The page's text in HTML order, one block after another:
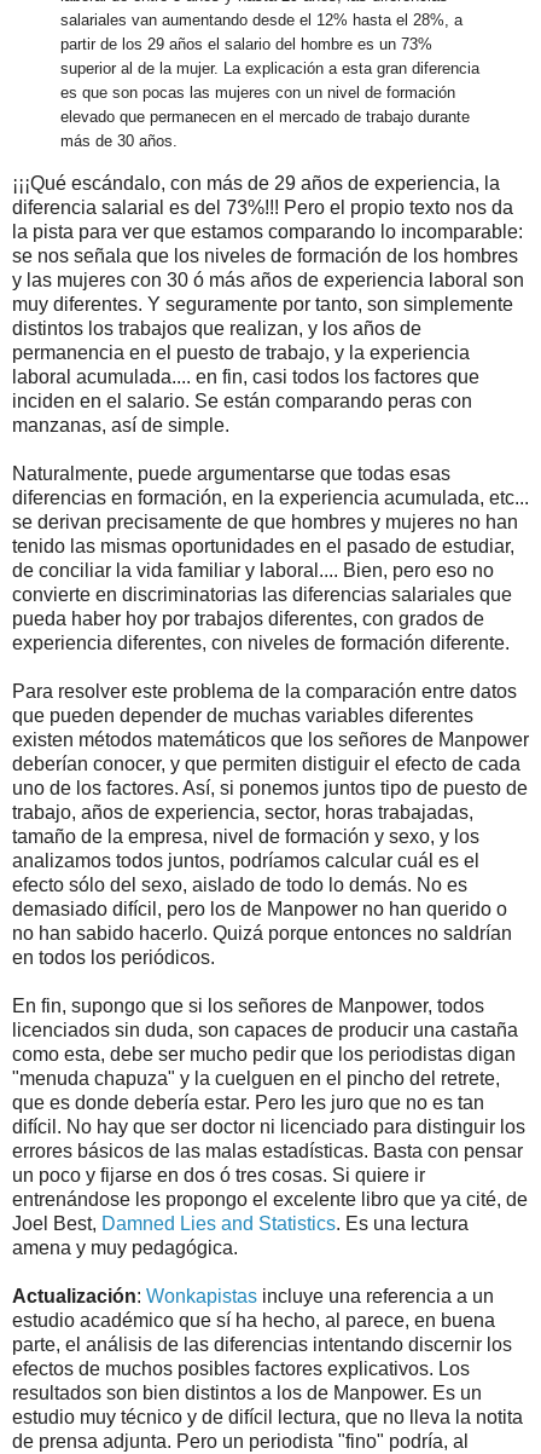
salariales van aumentando desde el 12% hasta el 28%, a
partir de los 29 años el salario del hombre es un 73%
superior al de la mujer. La explicación a esta gran diferencia
es que son pocas las mujeres con un nivel de formación
elevado que permanecen en el mercado de trabajo durante
más de 30 años.
¡¡¡Qué escándalo, con más de 29 años de experiencia, la
diferencia salarial es del 73%!!! Pero el propio texto nos da
la pista para ver que estamos comparando lo incomparable:
se nos señala que los niveles de formación de los hombres
y las mujeres con 30 ó más años de experiencia laboral son
muy diferentes. Y seguramente por tanto, son simplemente
distintos los trabajos que realizan, y los años de
permanencia en el puesto de trabajo, y la experiencia
laboral acumulada.... en fin, casi todos los factores que
inciden en el salario. Se están comparando peras con
manzanas, así de simple.
Naturalmente, puede argumentarse que todas esas
diferencias en formación, en la experiencia acumulada, etc...
se derivan precisamente de que hombres y mujeres no han
tenido las mismas oportunidades en el pasado de estudiar,
de conciliar la vida familiar y laboral.... Bien, pero eso no
convierte en discriminatorias las diferencias salariales que
pueda haber hoy por trabajos diferentes, con grados de
experiencia diferentes, con niveles de formación diferente.
Para resolver este problema de la comparación entre datos
que pueden depender de muchas variables diferentes
existen métodos matemáticos que los señores de Manpower
deberían conocer, y que permiten distiguir el efecto de cada
uno de los factores. Así, si ponemos juntos tipo de puesto de
trabajo, años de experiencia, sector, horas trabajadas,
tamaño de la empresa, nivel de formación y sexo, y los
analizamos todos juntos, podríamos calcular cuál es el
efecto sólo del sexo, aislado de todo lo demás. No es
demasiado difícil, pero los de Manpower no han querido o
no han sabido hacerlo. Quizá porque entonces no saldrían
en todos los periódicos.
En fin, supongo que si los señores de Manpower, todos
licenciados sin duda, son capaces de producir una castaña
como esta, debe ser mucho pedir que los periodistas digan
"menuda chapuza" y la cuelguen en el pincho del retrete,
que es donde debería estar. Pero les juro que no es tan
difícil. No hay que ser doctor ni licenciado para distinguir los
errores básicos de las malas estadísticas. Basta con pensar
un poco y fijarse en dos ó tres cosas. Si quiere ir
entrenándose les propongo el excelente libro que ya cité, de
Joel Best, Damned Lies and Statistics. Es una lectura
amena y muy pedagógica.
Actualización: Wonkapistas incluye una referencia a un
estudio académico que sí ha hecho, al parece, en buena
parte, el análisis de las diferencias intentando discernir los
efectos de muchos posibles factores explicativos. Los
resultados son bien distintos a los de Manpower. Es un
estudio muy técnico y de difícil lectura, que no lleva la notita
de prensa adjunta. Pero un periodista "fino" podría, al